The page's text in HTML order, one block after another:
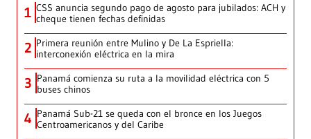
1 CSS anuncia segundo pago de agosto para jubilados: ACH y
cheque tienen fechas definidas
2 Primera reunión entre Mulino y De La Espriella:
interconexión eléctrica en la mira
3 Panamá comienza su ruta a la movilidad eléctrica con 5
buses chinos
4 Panamá Sub-21 se queda con el bronce en los Juegos
Centroamericanos y del Caribe